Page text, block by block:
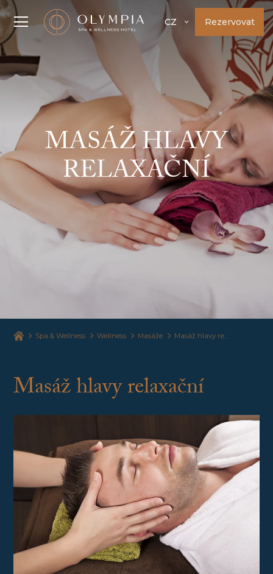
CZ Rezervovat
MASÁŽ HLAVY
RELAXAČNÍ
Spa & Wellness Wellness Masáže Masáž hlavy relaxační
Masáž hlavy relaxační